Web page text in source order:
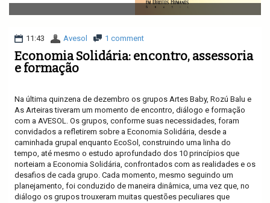
v
i
a
i
11:43 Avesol 1 comment
Economia Solidária: encontro, assessoria
e formação
Na última quinzena de dezembro os grupos Artes Baby, Rozú Balu e
As Arteiras tiveram um momento de encontro, diálogo e formação
com a AVESOL. Os grupos, conforme suas necessidades, foram
convidados a refletirem sobre a Economia Solidária, desde a
caminhada grupal enquanto EcoSol, construindo uma linha do
tempo, até mesmo o estudo aprofundado dos 10 princípios que
norteiam a Economia Solidária, confrontados com as realidades e os
desafios de cada grupo. Cada momento, mesmo seguindo um
planejamento, foi conduzido de maneira dinâmica, uma vez que, no
diálogo os grupos trouxeram muitas questões peculiares que